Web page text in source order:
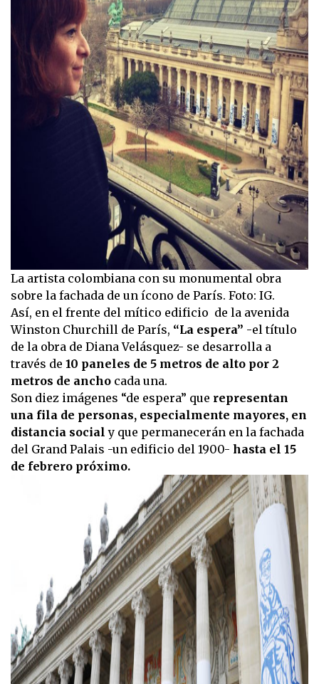
La artista colombiana con su monumental obra
sobre la fachada de un ícono de París. Foto: IG.
Así, en el frente del mítico edificio de la avenida
Winston Churchill de París, “La espera” -el título
de la obra de Diana Velásquez- se desarrolla a
través de 10 paneles de 5 metros de alto por 2
metros de ancho cada una.
Son diez imágenes “de espera” que representan
una fila de personas, especialmente mayores, en
distancia social y que permanecerán en la fachada
del Grand Palais -un edificio del 1900- hasta el 15
de febrero próximo.